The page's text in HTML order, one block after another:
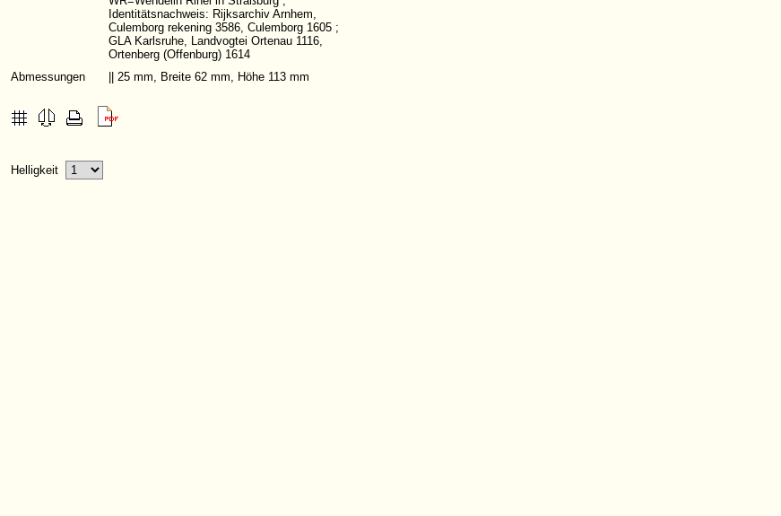
Identitätsnachweis: Rijksarchiv Arnhem,
Culemborg rekening 3586, Culemborg 1605 ;
GLA Karlsruhe, Landvogtei Ortenau 1116,
Ortenberg (Offenburg) 1614
Abmessungen
|| 25 mm, Breite 62 mm, Höhe 113 mm
Helligkeit